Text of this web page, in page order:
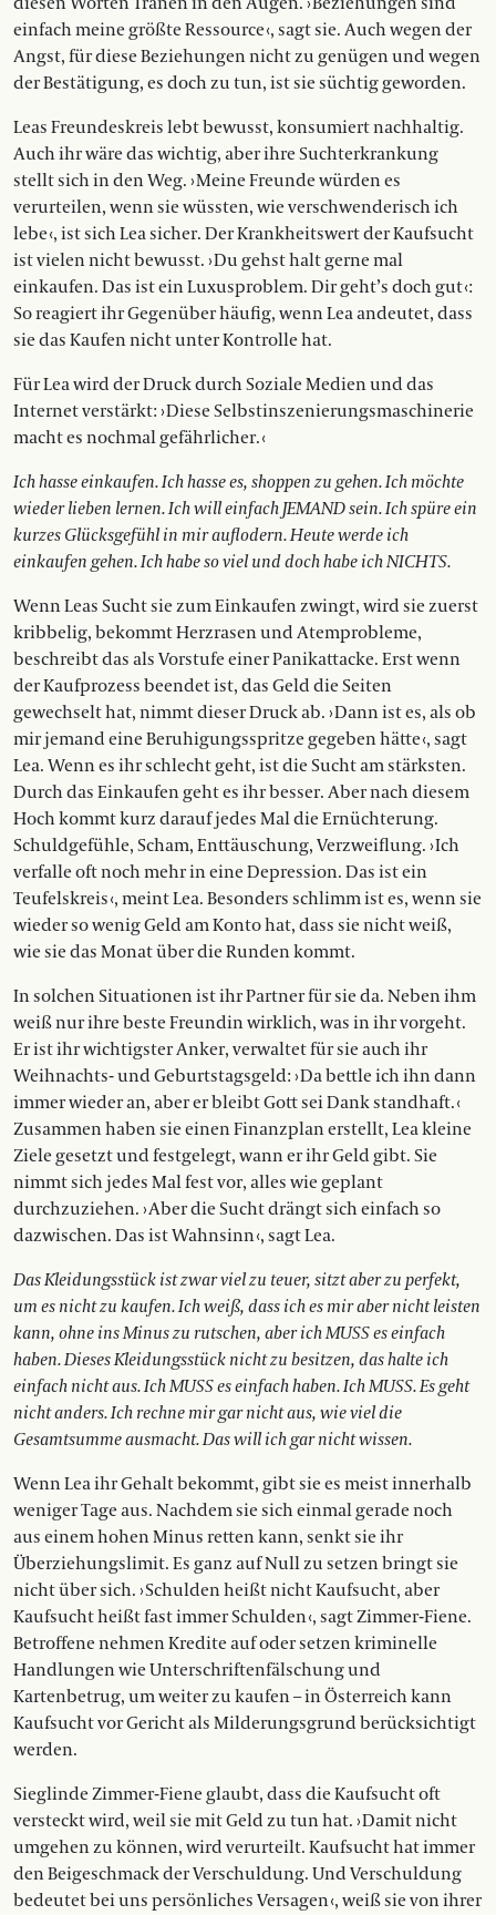
einfach meine größte Ressource ‹, sagt sie. Auch wegen der
Angst, für diese Beziehungen nicht zu genügen und wegen
der Bestätigung, es doch zu tun, ist sie süchtig geworden.
Leas Freundeskreis lebt bewusst, konsumiert nachhaltig.
Auch ihr wäre das wichtig, aber ihre Suchterkrankung
stellt sich in den Weg. › Meine Freun­de würden es
verurteilen, wenn sie wüss­ten, wie verschwenderisch ich
lebe ‹, ist sich Lea sicher. Der Krankheitswert der Kaufsucht
ist vielen nicht bewusst. › Du gehst halt gerne mal
einkaufen. Das ist ein Luxusproblem. Dir geht’s doch gut ‹:
So reagiert ihr Gegenüber häufig, wenn Lea andeutet, dass
sie das Kaufen nicht unter Kontrolle hat.
Für Lea wird der Druck durch Soziale Medien und das
Internet verstärkt: › Diese Selbstinszenierungsmaschinerie
macht es nochmal gefährlicher. ‹
Ich hasse einkaufen. Ich hasse es, shop­pen zu gehen. Ich möchte
wieder lieben lernen. Ich will einfachJEMANDsein. Ich spüre ein
kurzes Glücksgefühl in mir auflodern. Heute werde ich
einkaufen gehen. Ich habe so viel und doch habe ichNICHTS.
Wenn Leas Sucht sie zum Einkaufen zwingt, wird sie zuerst
kribbelig, bekommt Herzrasen und Atemprobleme,
beschreibt das als Vorstufe einer Panikattacke. Erst wenn
der Kaufprozess beendet ist, das Geld die Seiten
gewechselt hat, nimmt dieser Druck ab. › Dann ist es, als ob
mir jemand eine Beruhigungsspritze gegeben hätte ‹, sagt
Lea. Wenn es ihr schlecht geht, ist die Sucht am stärksten.
Durch das Einkaufen geht es ihr besser. Aber nach diesem
Hoch kommt kurz darauf jedes Mal die Ernüchterung.
Schuldgefühle, Scham, Enttäuschung, Verzweiflung. › Ich
verfalle oft noch mehr in eine Depression. Das ist ein
Teufelskreis ‹, meint Lea. Besonders schlimm ist es, wenn sie
wieder so wenig Geld am Konto hat, dass sie nicht weiß,
wie sie das Monat über die Runden kommt.
In solchen Situationen ist ihr Partner für sie da. Neben ihm
weiß nur ihre beste Freundin wirklich, was in ihr vorgeht.
Er ist ihr wichtigster Anker, verwaltet für sie auch ihr
Weihnachts- und Geburtstagsgeld: › Da bettle ich ihn dann
immer wieder an, aber er bleibt Gott sei Dank standhaft. ‹
Zusammen haben sie einen Finanzplan erstellt, Lea kleine
Ziele gesetzt und festgelegt, wann er ihr Geld gibt. Sie
nimmt sich jedes Mal fest vor, alles wie geplant
durchzuziehen. › Aber die Sucht drängt sich einfach so
dazwischen. Das ist Wahnsinn ‹, sagt Lea.
Das Kleidungsstück ist zwar viel zu teuer, sitzt aber zu perfekt,
um es nicht zu kaufen. Ich weiß, dass ich es mir aber nicht leisten
kann, ohne ins Minus zu rutschen, aber ich MUSS es einfach
haben. Dieses Kleidungsstück nicht zu besitzen, das halte ich
einfach nicht aus. Ich MUSS es einfach haben. Ich MUSS. Es geht
nicht anders. Ich rechne mir gar nicht aus, wie viel die
Gesamtsumme ausmacht. Das will ich gar nicht wissen.
Wenn Lea ihr Gehalt bekommt, gibt sie es meist innerhalb
weniger Tage aus. Nachdem sie sich einmal gerade noch
aus einem hohen Minus retten kann, senkt sie ihr
Überziehungslimit. Es ganz auf Null zu setzen bringt sie
nicht über sich. › Schulden heißt nicht Kaufsucht, aber
Kaufsucht heißt fast immer Schulden ‹, sagt Zimmer-Fiene.
Betroffene nehmen Kredite auf oder setzen kriminelle
Handlungen wie Unterschriftenfälschung und
Kartenbetrug, um weiter zu kaufen – in Österreich kann
Kaufsucht vor Gericht als Milderungsgrund berücksichtigt
werden.
Sieglinde Zimmer-Fiene glaubt, dass die Kaufsucht oft
versteckt wird, weil sie mit Geld zu tun hat. › Damit nicht
umgehen zu können, wird verurteilt. Kaufsucht hat immer
den Beigeschmack der Verschuldung. Und Verschuldung
bedeutet bei uns persönliches Versagen ‹, weiß sie von ihrer